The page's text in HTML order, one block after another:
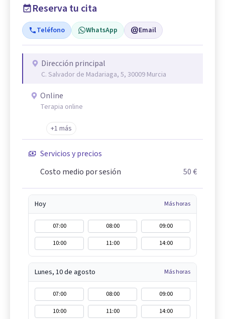
Reserva tu cita
Teléfono WhatsApp Email
Dirección principal
C. Salvador de Madariaga, 5, 30009 Murcia
Online
Terapia online
+1 más
Servicios y precios
Costo medio por sesión
50 €
Hoy Más horas
07:00 08:00
09:00
10:00
11:00 14:00
Lunes, 10 de agosto Más horas
07:00 08:00
09:00
10:00
11:00 14:00